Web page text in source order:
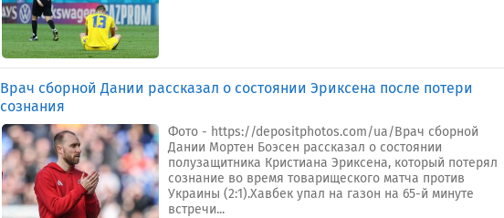
Врач сборной Дании рассказал о состоянии Эриксена после потери
сознания
Фото - https://depositphotos.com/ua/Врач сборной
Дании Мортен Боэсен рассказал о состоянии
полузащитника Кристиана Эриксена, который потерял
сознание во время товарищеского матча против
Украины (2:1).Хавбек упал на газон на 65-й минуте
встречи...